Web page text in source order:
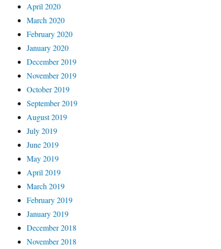
April 2020
March 2020
February 2020
January 2020
December 2019
November 2019
October 2019
September 2019
August 2019
July 2019
June 2019
May 2019
April 2019
March 2019
February 2019
January 2019
December 2018
November 2018